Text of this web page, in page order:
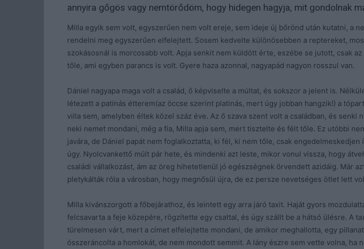
annyira gőgös vagy nemtörődöm, hogy hidegen hagyja, mit gondolnak
Milla egyik sem volt, egyszerűen nem volt ereje, sem ideje új bőrönd után kutatni, a
rendelni meg egyszerűen elfelejtett. Sosem kedvelte különösebben a reptereket,
szokásosnál is morcosabb volt. Apja senkit nem küldött érte, eszébe se jutott, csak
tőle, ami egyben parancs is volt. Gyere haza azonnal, nagyapád nagyon rosszul van.
Dániel nagyapa maga volt a család, ő képviselte a múltat, és sokszor a jelent is.
létezett a patinás étterem(az öccse szerint platinás, mert úgy jobban hangzik!) a
villa sem, amelyben éltek közel száz éve. Az ő szava szent volt a családban, és senki
neki nemet mondani, még a fia, Milla apja sem, mert tisztelte és félt tőle. Ez utóbbi
javára, de Dániel papát nem foglalkoztatta, ki fél, ki nem tőle, csak engedelmeskedjen
úgy. Nyolcvankettő múlt pár hete, és mindenki azt leste, mikor vonul vissza, hogy
családi vállalkozást, ám az öreg hihetetlenül jó egészségnek örvendett azidáig. Már
pletykálták róla a városban, hogy megnősül újra, de ez persze nevetséges ötlet lett
Milla kivánszorgott a főbejárathoz, és leintett egy arra járó taxit. Haját gyors
felcsavarta a feje közepére, rögzítette egy csattal, és úgy szállt be a hátsó ülésre. A
türelmesen várt, mert a címet elfelejtette mondani, de amikor meghallotta, egy
összeráncolta a homlokát, de nem mondott semmit. A lány észre sem vette volna, ha